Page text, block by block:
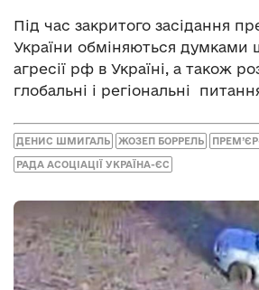
Під час закритого засідання
України обміняються думками
агресії рф в Україні, а також
глобальні і регіональні
ДЕНИС ШМИГАЛЬ ЖОЗЕП БОРРЕЛЬ
РАДА АСОЦІАЦІЇ УКРАЇНА-ЄС